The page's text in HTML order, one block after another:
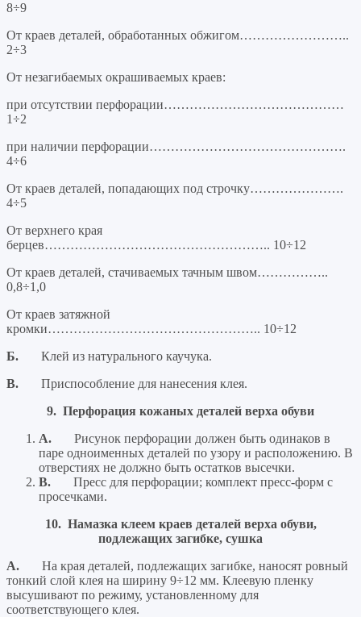
8÷9
От краев деталей, обработанных обжигом……………………..
2÷3
От незагибаемых окрашиваемых краев:
при отсутствии перфорации……………………………………
1÷2
при наличии перфорации……………………………………….
4÷6
От краев деталей, попадающих под строчку………………….
4÷5
От верхнего края
берцев…………………………………………….. 10÷12
От краев деталей, стачиваемых тачным швом……………..
0,8÷1,0
От краев затяжной
кромки………………………………………….. 10÷12
Б. Клей из натурального каучука.
В. Приспособление для нанесения клея.
9. Перфорация кожаных деталей верха обуви
A. Рисунок перфорации должен быть одинаков в
паре одноименных деталей по узору и расположению. В
отверстиях не должно быть остатков высечки.
B. Пресс для перфорации; комплект пресс-форм с
просечками.
10. Намазка клеем краев деталей верха обуви,
подлежащих загибке, сушка
А. На края деталей, подлежащих загибке, наносят ровный
тонкий слой клея на ширину 9÷12 мм. Клеевую пленку
высушивают по режиму, установленному для
соответствующего клея.